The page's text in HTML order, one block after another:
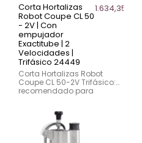
Corta Hortalizas
Robot Coupe CL 50
- 2V | Con
empujador
Exactitube | 2
Velocidades |
Trifásico 24449
1.634,35 €
Corta Hortalizas Robot
Coupe CL 50-2V Trifásico:
recomendado para
más versatilidad. Ideal
para restaurantes grandes,
hoteles y caterings.